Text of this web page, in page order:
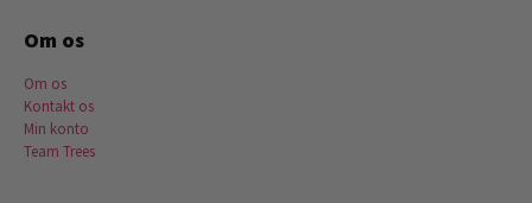
Om os
Om os
Kontakt os
Min konto
Team Trees